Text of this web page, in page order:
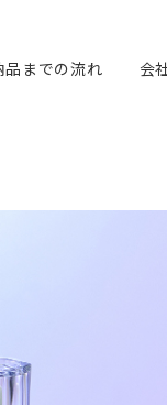
品までの流れ 会